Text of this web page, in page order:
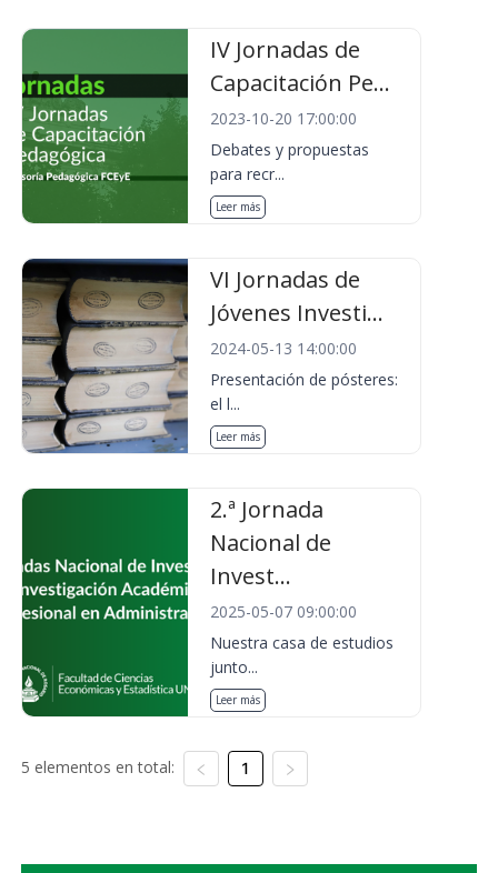
IV Jornadas de
Capacitación Pe...
2023-10-20 17:00:00
Debates y propuestas
para recr...
Leer más
VI Jornadas de
Jóvenes Investi...
2024-05-13 14:00:00
Presentación de pósteres:
el l...
Leer más
2.ª Jornada
Nacional de
Invest...
2025-05-07 09:00:00
Nuestra casa de estudios
junto...
Leer más
5 elementos en total: 1